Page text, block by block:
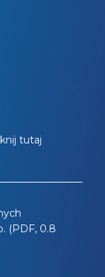
tutaj
(PDF, 0.8